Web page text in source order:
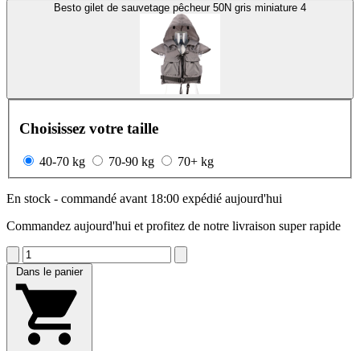
Besto gilet de sauvetage pêcheur 50N gris miniature 4
Choisissez votre taille
40-70 kg 70-90 kg 70+ kg
En stock - commandé avant 18:00 expédié aujourd'hui
Commandez aujourd'hui et profitez de notre livraison super rapide
Dans le panier